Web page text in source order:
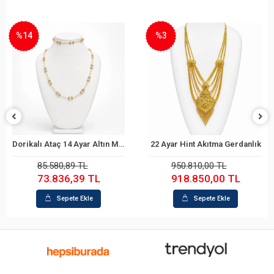
Dorikalı Ataç 14 Ayar Altın Mini Set
Sepete Ekle
22 Ayar Hint Akıtma Gerdanlık
950.810,00 TL
918.850,00 TL
Sepete
Reşat 5'li 22 Ayar
446.241,50 TL
419.634,80